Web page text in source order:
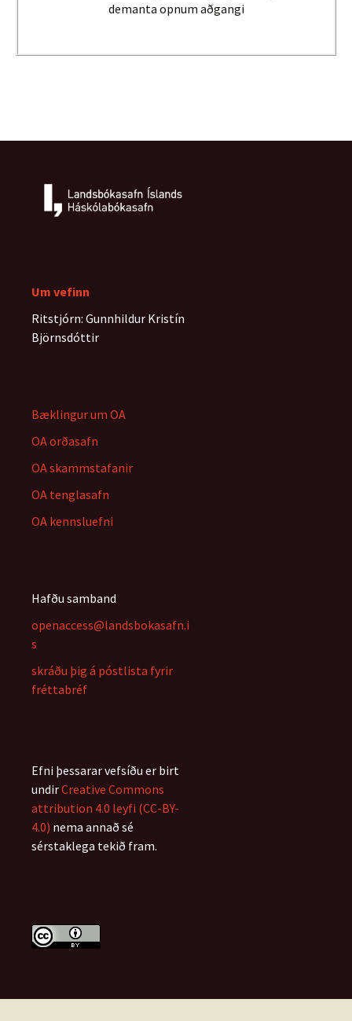
demanta opnum aðgangi
Um vefinn
Ritstjórn: Gunnhildur Kristín
Björnsdóttir
Bæklingur um OA
OA orðasafn
OA skammstafanir
OA tenglasafn
OA kennsluefni
Hafðu samband
openaccess@landsbokasafn.i
s
skráðu þig á póstlista fyrir
fréttabréf
Efni þessarar vefsíðu er birt
undirCreative Commons
attribution 4.0 leyfi (CC-BY-
4.0) nema annað sé
sérstaklega tekið fram.